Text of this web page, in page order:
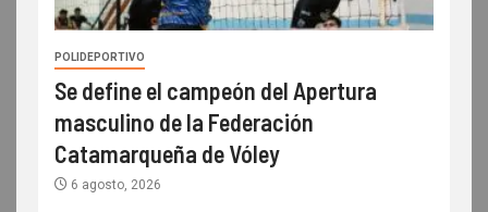
POLIDEPORTIVO
Se define el campeón del Apertura
masculino de la Federación
Catamarqueña de Vóley
6 agosto, 2026